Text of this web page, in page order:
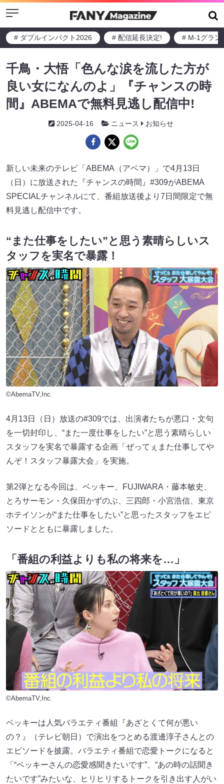
Menu
# ダブルインパクト2026 # 配信延長決定! # M-1グラン
千鳥・大悟「色んな涙を流した方が
良い女になんのよ」『チャンスの時
間』ABEMAで無料見逃し配信中!
2025-04-16 ニュース お知らせ
新しい未来のテレビ「ABEMA（アベマ）」で4月13日
（日）に放送された『チャンスの時間』#309がABEMA
SPECIALチャンネルにて、番組放送後より7日間限定で無
料見逃し配信中です。
“また仕事をしたい”と思う素晴らしいス
タッフを実名で暴露！
©AbemaTV,Inc.
4月13日（日）放送の#309では、出演者たちが悪口・文句
を一切封印し、“また一度仕事をしたい”と思う素晴らしい
スタッフを実名で暴露する企画「ぜってぇまた仕事してや
んぞ！スタッフ暴露大会」を実施。
第2弾となる今回は、ベッキー、FUJIWARA・藤本敏史、
とろサーモン・久保田かずのぶ、三四郎・小宮浩信、東京
ホテイソンが“また仕事をしたい”と思ったスタッフをエピ
ソードとともに暴露しました。
「番組の利益よりも私の将来を…」
©AbemaTV,Inc.
ベッキーは人気バラエティ番組『あざとくて何が悪い
の？』（テレビ朝日）で演出をつとめる渡邊淳子さんとの
エピソードを披露。バラエティ番組で恋愛トークになると
「“ベッキーさんの恋愛感聞きたいです”、“あの時の話聞き
たいです”みたいな、ヒリヒリするトークを引き出す人がい